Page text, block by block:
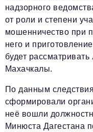
Транспорт
Ритейл
Телеком
Социальная сфера
ЖКХ
Образование
Новости компании
надзорного
от роли и степени
мошенничество при
него и
будет
Махачкалы.
По данным
сформировали
неё вошли
Минюста Дагестана